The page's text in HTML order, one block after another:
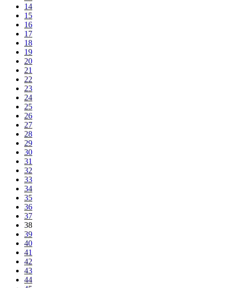
14
15
16
17
18
19
20
21
22
23
24
25
26
27
28
29
30
31
32
33
34
35
36
37
38
39
40
41
42
43
44